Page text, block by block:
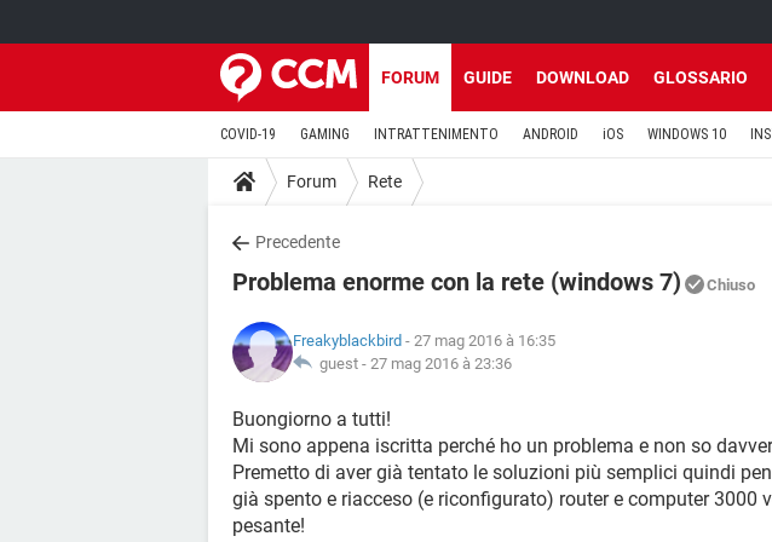
FORUM GUIDE DOWNLOAD GLOSSARIO
COVID-19 GAMING INTRATTENIMENTO ANDROID iOS WINDOWS 10
Forum Rete
Precedente
Problema enorme con la rete (windows 7) Chiuso
Freakyblackbird - 27 mag 2016 à 16:35
guest - 27 mag 2016 à 23:36
Buongiorno a tutti!
Mi sono appena iscritta perché ho un problema e non so
Premetto di aver già tentato le soluzioni più semplici quindi
già spento e riacceso (e riconfigurato) router e computer 3000
pesante!